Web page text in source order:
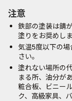
注意
鉄部の塗装は錆
塗りをお奨めしま
気温5度以下の
さい。
塗れない場所の
まる所、油分が
粧合板、ビニー
ク、高級家具、